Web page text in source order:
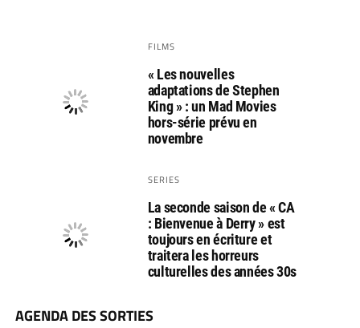
FILMS
« Les nouvelles
adaptations de Stephen
King » : un Mad Movies
hors-série prévu en
novembre
SERIES
La seconde saison de « CA
: Bienvenue à Derry » est
toujours en écriture et
traitera les horreurs
culturelles des années 30s
AGENDA DES SORTIES